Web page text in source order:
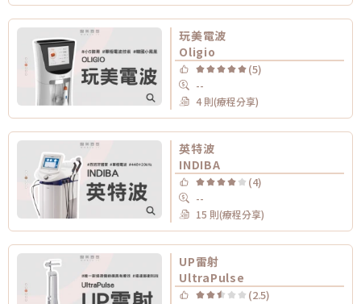
玩美電波
Oligio
(5)
--
4 則(療程分享)
英特波
INDIBA
(4)
--
15 則(療程分享)
UP雷射
UltraPulse
(2.5)